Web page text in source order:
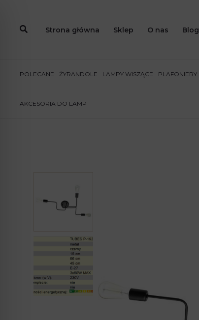
Strona główna Sklep O nas Blog
POLECANE ŻYRANDOLE LAMPY WISZĄCE PLAFONIERY
AKCESORIA DO LAMP